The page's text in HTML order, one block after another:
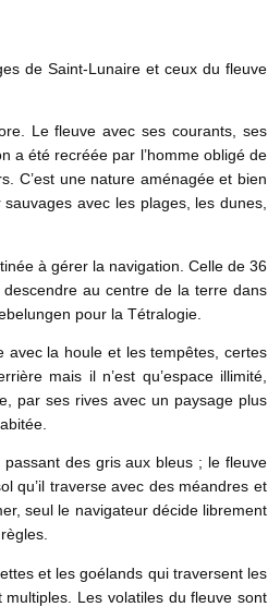
de Saint-Lunaire et ceux du fleuve
Le fleuve avec ses courants, ses
a été recréée par l’homme obligé de
C’est une nature aménagée et bien
avec les plages, les dunes,
à gérer la navigation. Celle de 36
au centre de la terre dans
pour la Tétralogie.
avec la houle et les tempêtes, certes
mais il n’est qu’espace illimité,
par ses rives avec un paysage plus
des gris aux bleus ; le fleuve
qu’il traverse avec des méandres et
seul le navigateur décide librement
et les goélands qui traversent les
Les volatiles du fleuve sont